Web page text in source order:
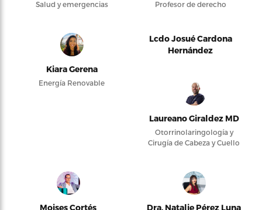
Salud y emergencias Profesor de derecho
Kiara Gerena
Energía Renovable
Lcdo Josué Cardona
Hernández
Laureano Giraldez MD
Otorrinolaringología y
Cirugía de Cabeza y Cuello
Moises Cortés Dra. Natalie Pérez Luna